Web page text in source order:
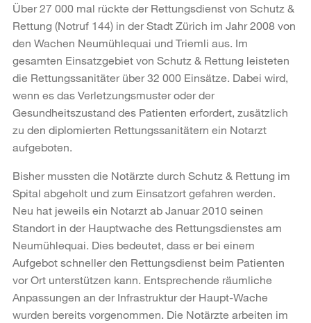
Über 27 000 mal rückte der Rettungsdienst von Schutz &
Rettung (Notruf 144) in der Stadt Zürich im Jahr 2008 von
den Wachen Neumühlequai und Triemli aus. Im
gesamten Einsatzgebiet von Schutz & Rettung leisteten
die Rettungssanitäter über 32 000 Einsätze. Dabei wird,
wenn es das Verletzungsmuster oder der
Gesundheitszustand des Patienten erfordert, zusätzlich
zu den diplomierten Rettungssanitätern ein Notarzt
aufgeboten.
Bisher mussten die Notärzte durch Schutz & Rettung im
Spital abgeholt und zum Einsatzort gefahren werden.
Neu hat jeweils ein Notarzt ab Januar 2010 seinen
Standort in der Hauptwache des Rettungsdienstes am
Neumühlequai. Dies bedeutet, dass er bei einem
Aufgebot schneller den Rettungsdienst beim Patienten
vor Ort unterstützen kann. Entsprechende räumliche
Anpassungen an der Infrastruktur der Haupt-Wache
wurden bereits vorgenommen. Die Notärzte arbeiten im